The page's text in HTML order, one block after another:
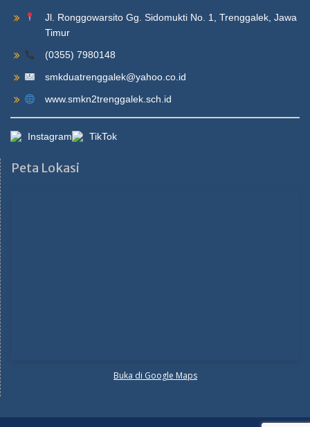
Jl. Ronggowarsito Gg. Sidomukti No. 1, Trenggalek, Jawa
Timur
(0355) 7980148
smkduatrenggalek@yahoo.co.id
www.smkn2trenggalek.sch.id
Instagram TikTok
Peta Lokasi
Buka di Google Maps